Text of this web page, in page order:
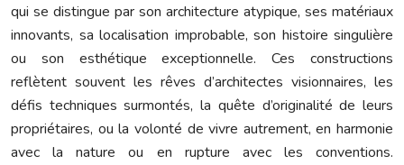
qui se distingue par son architecture atypique, ses matériaux
innovants, sa localisation improbable, son histoire singulière
ou son esthétique exceptionnelle. Ces constructions
reflètent souvent les rêves d’architectes visionnaires, les
défis techniques surmontés, la quête d’originalité de leurs
propriétaires, ou la volonté de vivre autrement, en harmonie
avec la nature ou en rupture avec les conventions.